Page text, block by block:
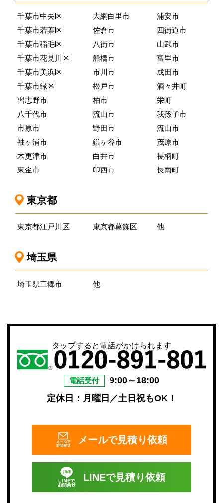
千葉市中央区
千葉市若葉区
千葉市稲毛区
千葉市花見川区
千葉市美浜区
千葉市緑区
習志野市
八千代市
市原市
袖ヶ浦市
木更津市
東金市
大網白里市
佐倉市
八街市
船橋市
市川市
松戸市
柏市
流山市
野田市
鎌ヶ谷市
白井市
印西市
浦安市
四街道市
山武市
富里市
成田市
酒々井町
栄町
我孫子市
流山市
茂原市
長柄町
長南町
東京都
東京都江戸川区 東京都葛飾区 他
埼玉県
埼玉県三郷市 他
タップすると電話がかけられます
電話受付
9:00～18:00
定休日：月曜日／土日祝もOK！
メールで見積り依頼
LINEで見積り依頼